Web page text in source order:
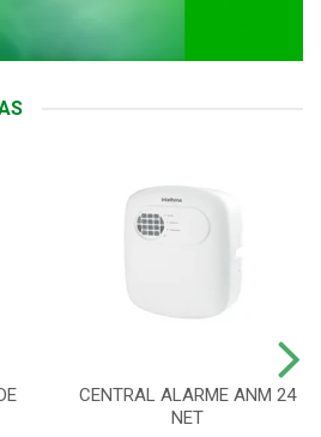
CENTRAL ALARME ANM 24
NET